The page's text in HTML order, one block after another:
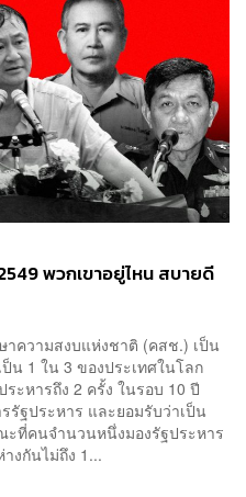
พวกเขาอยู่ไหน สบายดี
ความสงบแห่งชาติ (คสช.) เป็น
น 1 ใน 3 ของประเทศในโลก
ะหารถึง 2 ครั้ง ในรอบ 10 ปี
รัฐประหาร และยอมรับว่าเป็น
ะที่คนจำนวนหนึ่งมองรัฐประหาร
งกันไม่ถึง 1...